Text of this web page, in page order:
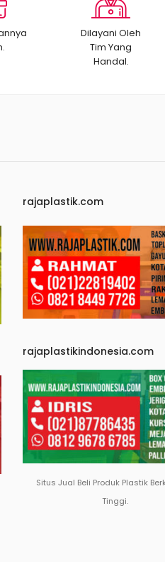
Dilayani Oleh
Tim Yang
Handal.
rajaplastik.com
rajaplastikindonesia.com
Situs Jual Beli Produk Plastik
Tinggi.